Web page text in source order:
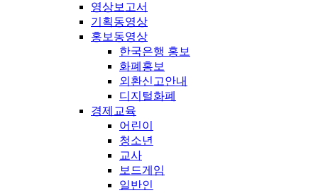
영상보고서
기획동영상
홍보동영상
한국은행 홍보
화폐홍보
외환신고안내
디지털화폐
경제교육
어린이
청소년
교사
보드게임
일반인